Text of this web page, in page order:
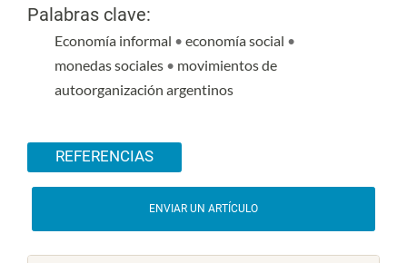
Palabras clave:
Economía informal • economía social •
monedas sociales • movimientos de
autoorganización argentinos
REFERENCIAS
ENVIAR UN ARTÍCULO